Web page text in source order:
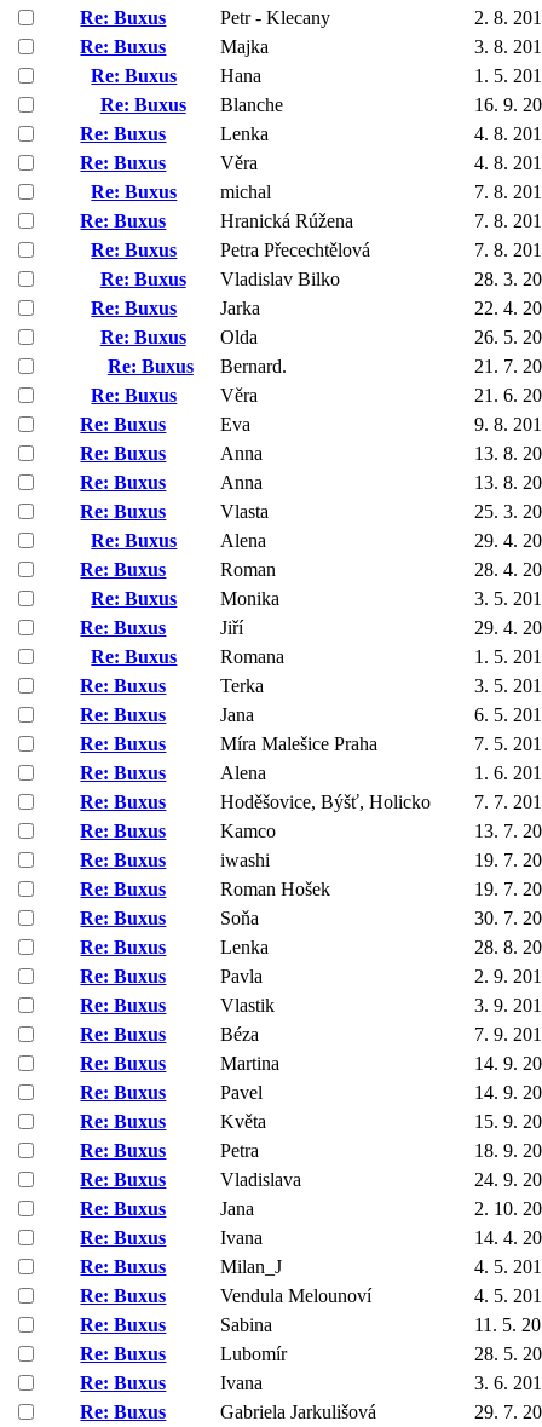
Re: Buxus Petr - Klecany
2. 8.
Re: Buxus
Majka
3. 8.
Re: Buxus
Hana
1. 5.
Re: Buxus
Blanche
16. 9.
Re: Buxus
Lenka
4. 8.
Re: Buxus
Věra
4. 8.
Re: Buxus
michal
7. 8.
Re: Buxus
Hranická Rúžena
7. 8.
Re: Buxus
Petra Přecechtělová
7. 8.
Re: Buxus
Vladislav Bilko
28. 3.
Re: Buxus
Jarka
22. 4.
Re: Buxus
Olda
26. 5.
Re: Buxus
Bernard.
21. 7.
Re: Buxus
Věra
21. 6.
Re: Buxus
Eva
9. 8.
Re: Buxus
Anna
13. 8.
Re: Buxus
Anna
13. 8.
Re: Buxus
Vlasta
25. 3.
Re: Buxus
Alena
29. 4.
Re: Buxus
Roman
28. 4.
Re: Buxus
Monika
3. 5.
Re: Buxus
Jiří
29. 4.
Re: Buxus
Romana
1. 5.
Re: Buxus
Terka
3. 5.
Re: Buxus
Jana
6. 5.
Re: Buxus
Míra Malešice Praha
7. 5.
Re: Buxus
Alena
1. 6.
Re: Buxus
Hoděšovice, Býšť, Holicko
7. 7.
Re: Buxus
Kamco
13. 7.
Re: Buxus
iwashi
19. 7.
Re: Buxus
Roman Hošek
19. 7.
Re: Buxus
Soňa
30. 7.
Re: Buxus
Lenka
28. 8.
Re: Buxus
Pavla
2. 9.
Re: Buxus
Vlastik
3. 9.
Re: Buxus
Béza
7. 9.
Re: Buxus
Martina
14. 9.
Re: Buxus
Pavel
14. 9.
Re: Buxus
Květa
15. 9.
Re: Buxus
Petra
18. 9.
Re: Buxus
Vladislava
24. 9.
Re: Buxus
Jana
2. 10.
Re: Buxus
Ivana
14. 4.
Re: Buxus
Milan_J
4. 5.
Re: Buxus
Vendula Melounoví
4. 5.
Re: Buxus
Sabina
11. 5.
Re: Buxus
Lubomír
28. 5.
Re: Buxus
Ivana
3. 6.
Re: Buxus
Gabriela Jarkulišová
29. 7.